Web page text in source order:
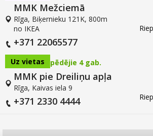
MMK Mežciemā
Rīga, Biķernieku 121K, 800m
no IKEA
+371 22065577
Uz vietas pēdējie 4 gab.
MMK pie Dreiliņu apļa
Rīga, Kaivas iela 9
+371 2330 4444